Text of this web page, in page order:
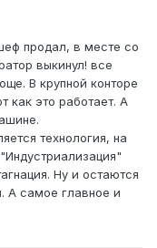
продал, в месте со
выкинул! все
В крупной конторе
как это работает. А
технология, на
Ну и остаются
А самое главное и